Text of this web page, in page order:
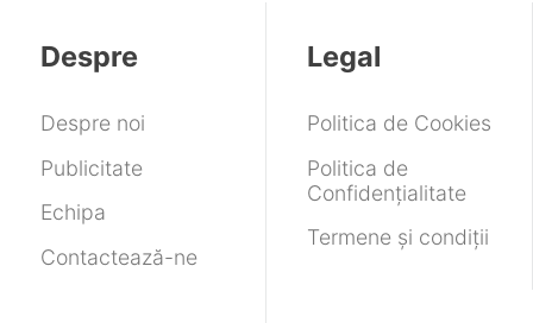
Despre
Despre noi
Publicitate
Echipa
Contactează-ne
Legal
Politica de Cookies
Politica de
Confidențialitate
Termene și condiții